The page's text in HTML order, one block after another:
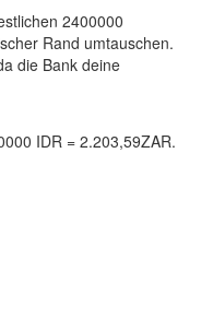
2400000
Rand umtauschen.
die Bank deine
IDR = 2.203,59ZAR.